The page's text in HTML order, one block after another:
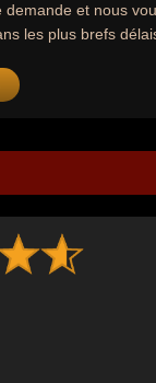
demande et nous
les plus brefs